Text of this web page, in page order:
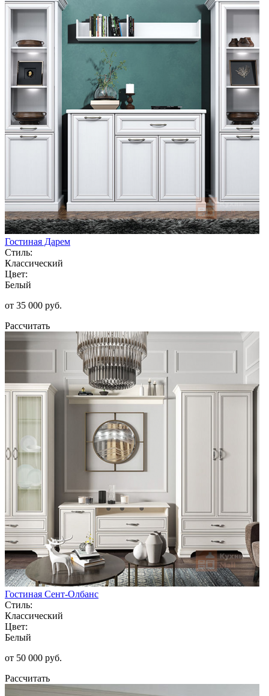
Гостиная Дарем
Стиль:
Классический
Цвет:
Белый
от 35 000 руб.
Рассчитать
Гостиная Сент-Олбанс
Стиль:
Классический
Цвет:
Белый
от 50 000 руб.
Рассчитать